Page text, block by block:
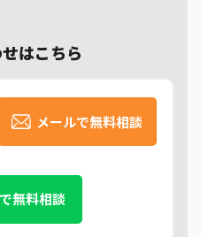
はこちら
メールで無料相談
無料相談